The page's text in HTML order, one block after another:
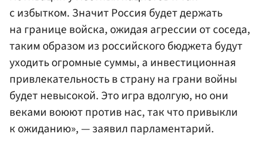
с избытком. Значит Россия будет держать
на границе войска, ожидая агрессии от соседа,
таким образом из российского бюджета будут
уходить огромные суммы, а инвестиционная
привлекательность в страну на грани войны
будет невысокой. Это игра вдолгую, но они
веками воюют против нас, так что привыкли
к ожиданию», — заявил парламентарий.